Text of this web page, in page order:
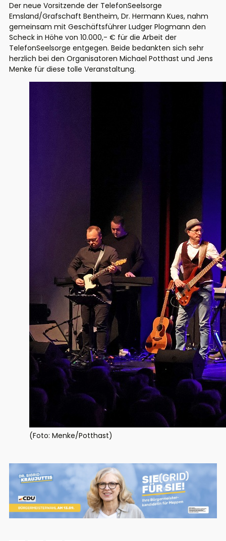
Der neue Vorsitzende der TelefonSeelsorge
Emsland/Grafschaft Bentheim, Dr. Hermann Kues, nahm
gemeinsam mit Geschäftsführer Ludger Plogmann den
Scheck in Höhe von 10.000,- € für die Arbeit der
TelefonSeelsorge entgegen. Beide bedankten sich sehr
herzlich bei den Organisatoren Michael Potthast und Jens
Menke für diese tolle Veranstaltung.
(Foto: Menke/Potthast)